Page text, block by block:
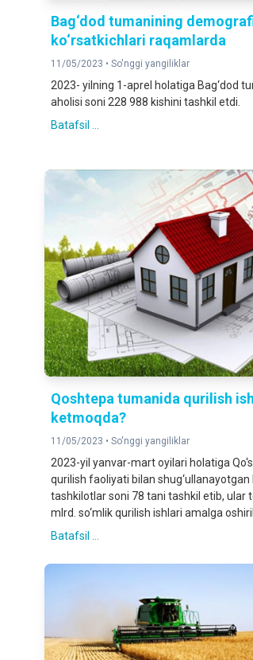
Bag‘dod tumanining
ko‘rsatkichlari raqamlarda
11/05/2023 • So'nggi yangiliklar
2023- yilning 1-aprel holatiga Bag‘dod
aholisi soni 228 988 kishini tashkil etdi.
Batafsil ...
Qoshtepa tumanida qurilish
ketmoqda?
11/05/2023 • So'nggi yangiliklar
2023-yil yanvar-mart oyilari holatiga
qurilish faoliyati bilan shug‘ullanayotgan
tashkilotlar soni 78 tani tashkil etib, ular
mlrd. so‘mlik qurilish ishlari amalga
Batafsil ...